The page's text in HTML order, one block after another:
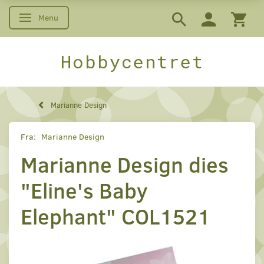
Skifte navigation
Menu
Hobbycentret
Marianne Design
Fra: Marianne Design
Marianne Design dies
"Eline's Baby
Elephant" COL1521